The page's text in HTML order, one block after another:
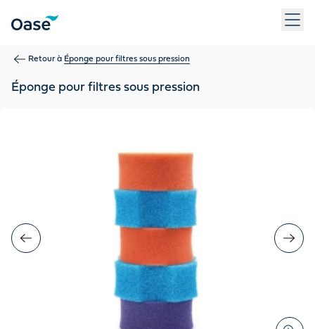
Retour à Éponge pour filtres sous pression
Éponge pour filtres sous pression